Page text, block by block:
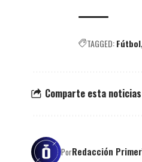
TAGGED:Fútbol
Comparte esta noticias
PorRedacción